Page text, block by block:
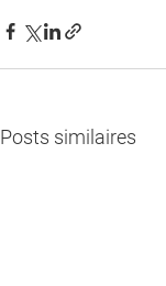
Posts similaires